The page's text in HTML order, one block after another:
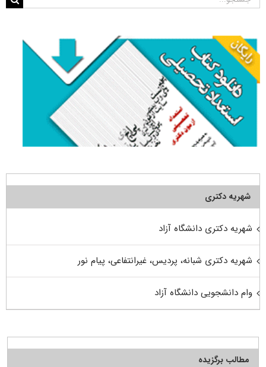
شهریه دکتری
شهریه دکتری دانشگاه آزاد
شهریه دکتری شبانه، پردیس، غیرانتفاعی، پیام نور
وام دانشجویی دانشگاه آزاد
مطالب برگزیده